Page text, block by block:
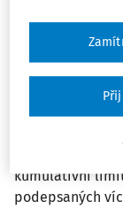
práce podléhá
návrhu novely
předpokládaly
pojistném na
průměrné
kumulativní
podepsaných